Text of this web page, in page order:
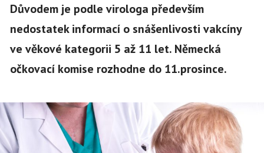
Důvodem je podle virologa především
nedostatek informací o snášenlivosti vakcíny
ve věkové kategorii 5 až 11 let. Německá
očkovací komise rozhodne do 11.prosince.